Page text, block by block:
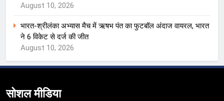
August 10, 2026
भारत-श्रीलंका अभ्यास मैच में ऋषभ पंत का फुटबॉल अंदाज वायरल, भारत
ने 6 विकेट से दर्ज की जीत
August 10, 2026
सोशल मीडिया